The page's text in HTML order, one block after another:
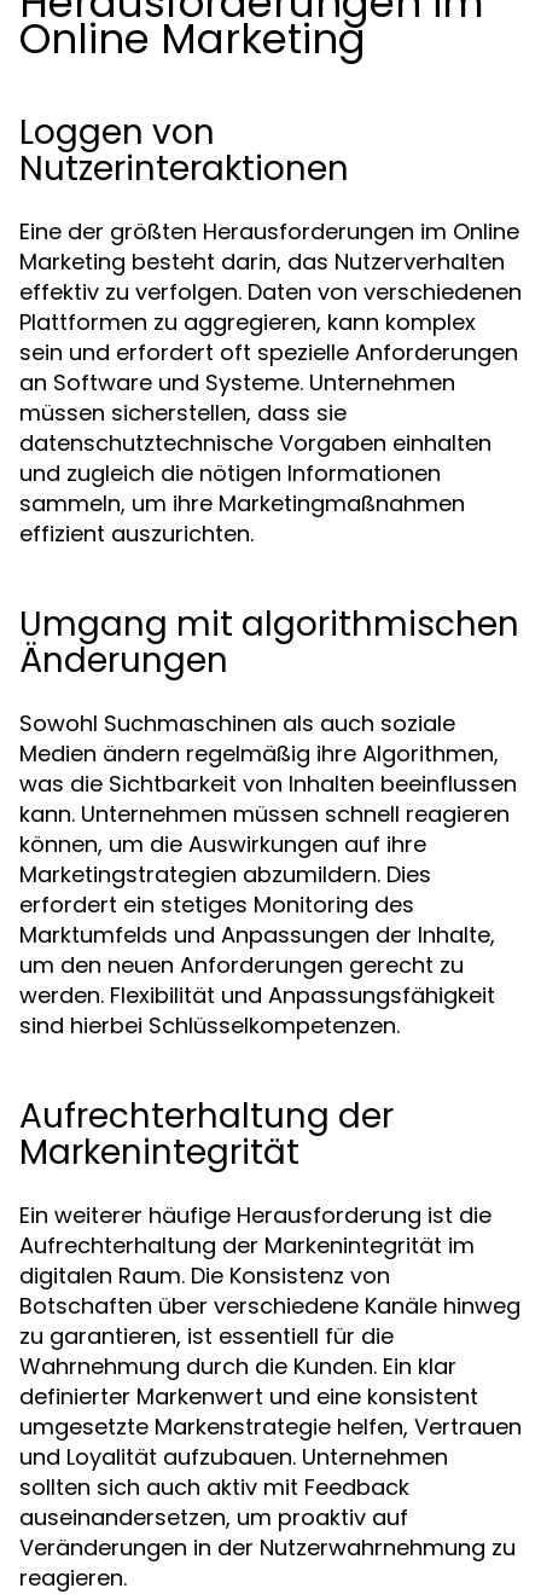
Online Marketing
Loggen von
Nutzerinteraktionen
Eine der größten Herausforderungen im Online
Marketing besteht darin, das Nutzerverhalten
effektiv zu verfolgen. Daten von verschiedenen
Plattformen zu aggregieren, kann komplex
sein und erfordert oft spezielle Anforderungen
an Software und Systeme. Unternehmen
müssen sicherstellen, dass sie
datenschutztechnische Vorgaben einhalten
und zugleich die nötigen Informationen
sammeln, um ihre Marketingmaßnahmen
effizient auszurichten.
Umgang mit algorithmischen
Änderungen
Sowohl Suchmaschinen als auch soziale
Medien ändern regelmäßig ihre Algorithmen,
was die Sichtbarkeit von Inhalten beeinflussen
kann. Unternehmen müssen schnell reagieren
können, um die Auswirkungen auf ihre
Marketingstrategien abzumildern. Dies
erfordert ein stetiges Monitoring des
Marktumfelds und Anpassungen der Inhalte,
um den neuen Anforderungen gerecht zu
werden. Flexibilität und Anpassungsfähigkeit
sind hierbei Schlüsselkompetenzen.
Aufrechterhaltung der
Markenintegrität
Ein weiterer häufige Herausforderung ist die
Aufrechterhaltung der Markenintegrität im
digitalen Raum. Die Konsistenz von
Botschaften über verschiedene Kanäle hinweg
zu garantieren, ist essentiell für die
Wahrnehmung durch die Kunden. Ein klar
definierter Markenwert und eine konsistent
umgesetzte Markenstrategie helfen, Vertrauen
und Loyalität aufzubauen. Unternehmen
sollten sich auch aktiv mit Feedback
auseinandersetzen, um proaktiv auf
Veränderungen in der Nutzerwahrnehmung zu
reagieren.